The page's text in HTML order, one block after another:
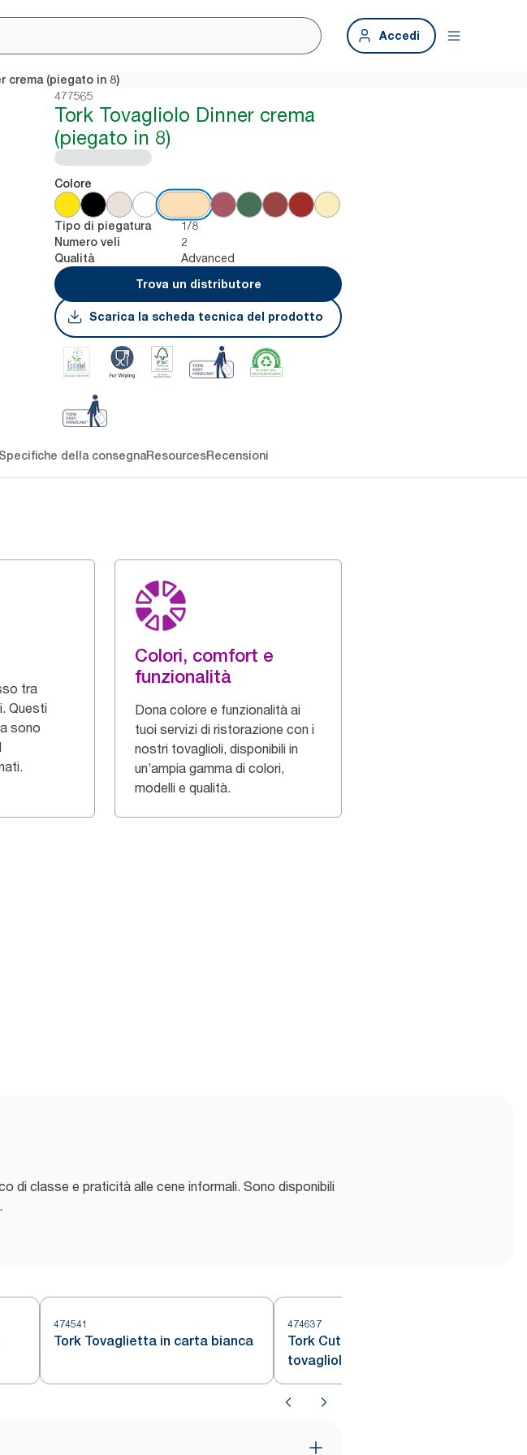
Accedi
crema (piegato in 8)
477565
Tork Tovagliolo Dinner crema
(piegato in 8)
Colore
Tipo di piegatura 1/8
Numero veli 2
Qualità
Advanced
Trova un distributore
Scarica la scheda tecnica del prodotto
della consegnaResourcesRecensioni
tra
Questi
sono
Colori, comfort e
funzionalità
Dona colore e funzionalità ai
tuoi servizi di ristorazione con i
nostri tovaglioli, disponibili in
un’ampia gamma di colori,
modelli e qualità.
di classe e praticità alle cene informali. Sono disponibili
474541
Tork Tovaglietta in carta bianca
474637
Tork Cutlery Bag Natural con
tovagliolo bianco